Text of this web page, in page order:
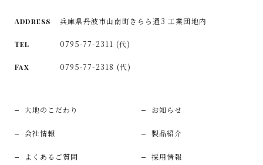
Address 兵庫県丹波市山南町きらら通3 工業団地内
Tel 0795-77-2311 (代)
Fax 0795-77-2318 (代)
大地のこだわり お知らせ
会社情報 製品紹介
よくあるご質問 採用情報